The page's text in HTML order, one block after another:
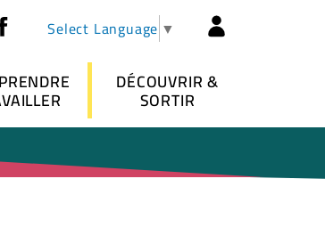
sociaux
Select Language ▼
Header -
DÉCOUVRIR &
SORTIR